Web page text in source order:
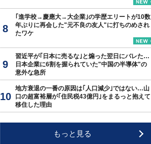
｢進学校→慶應大→大企業｣の学歴エリートが10数
年ぶりに再会した"元不良の友人"に打ちのめされ
たワケ
習近平が｢日本に売るな｣と煽った翌日にバレた…
日本企業に6割を握られていた"中国の半導体"の
意外な急所
地方衰退の一番の原因は｢人口減少｣ではない…山
口の超富裕層が｢住民税43億円｣をまるっと抱えて
移住した理由
もっと見る